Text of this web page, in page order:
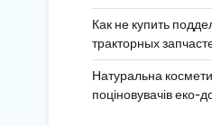
Как не купить
тракторных
Натуральна
поціновувачів еко-